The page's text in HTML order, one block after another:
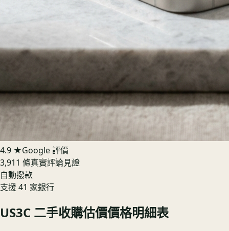
4.9 ★Google 評價
3,911 條真實評論見證
自動撥款
支援 41 家銀行
US3C 二手收購估價價格明細表